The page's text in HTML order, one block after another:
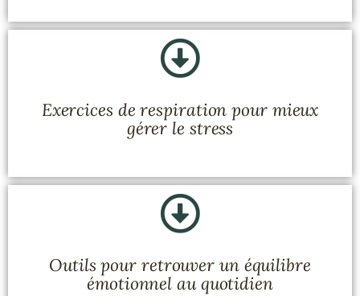
Exercices de respiration pour mieux
gérer le stress
Outils pour retrouver un équilibre
émotionnel au quotidien